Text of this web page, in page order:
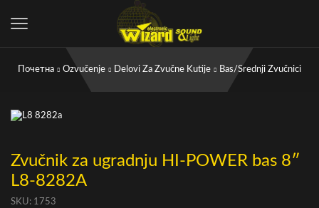
Почетна Ozvučenje Delovi Za Zvučne Kutije Bas/Srednji Zvučnici
Zvučnik za ugradnju HI-POWER bas 8″
L8-8282A
SKU: 1753